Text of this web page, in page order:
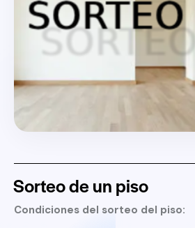
Sorteo de un piso
Condiciones del sorteo del piso: